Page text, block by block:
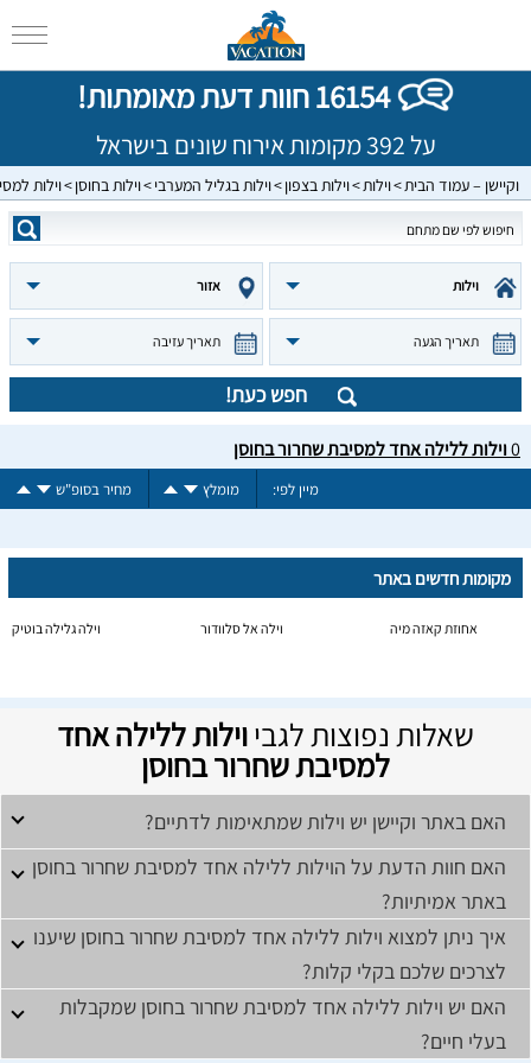
16154 חוות דעת מאומתות!
על 392 מקומות אירוח שונים בישראל
וקיישן – עמוד הבית וילות וילות בצפון וילות בגליל המערבי וילות בחוסן וילות
וילות אזור
תאריך הגעה תאריך עזיבה
חפש כעת!
0וילות ללילה אחד למסיבת שחרור בחוסן
מיין לפי: מומלץ מחיר בסופ"ש
מקומות חדשים באתר
אחוזת קאזה מיה וילה אל סלוודור וילה גלילה בוטיק
שאלות נפוצות לגביוילות ללילה אחד
למסיבת שחרור בחוסן
האם באתר וקיישן יש וילות שמתאימות לדתיים?
האם חוות הדעת על הוילות ללילה אחד למסיבת שחרור בחוסן
באתר אמיתיות?
איך ניתן למצוא וילות ללילה אחד למסיבת שחרור בחוסן שיענו
לצרכים שלכם בקלי קלות?
האם יש וילות ללילה אחד למסיבת שחרור בחוסן שמקבלות
בעלי חיים?